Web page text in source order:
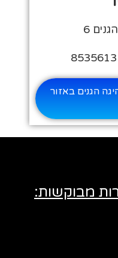
6
הגנים באזור
מבוקשות: